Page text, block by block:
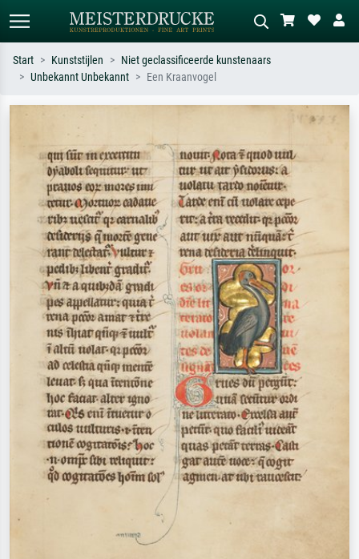
Zoek op kunstenaar, titel of stijl – bijv.
Monet, Sterrennacht, impressionisme,
Hokusai-golf, naakt.
Beschrijf de scène – bijv. groene
olieverfschilderij, staand naakt naast
een boom.
Start Kunststijlen
Niet geclassificeerde kunstenaars
Unbekannt Unbekannt
Een Kraanvogel